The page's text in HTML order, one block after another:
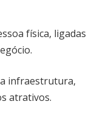
física, ligadas
infraestrutura,
atrativos.